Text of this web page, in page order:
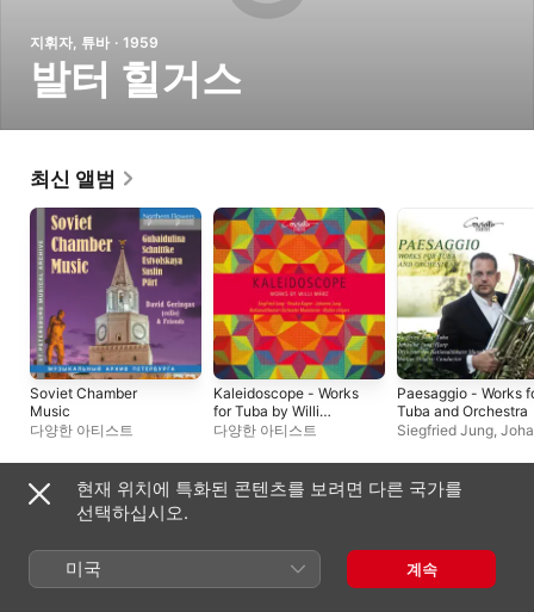
지휘자, 튜바 · 1959
발터 힐거스
최신 앨범
Soviet Chamber
Music
다양한 아티스트
Kaleidoscope - Works
for Tuba by Willi
März
다양한 아티스트
Paesaggio - Works
Tuba and Orchestra
Siegfried Jung,
Nationaltheater
Mannheim
자주 협연하는 아티스트
현재 위치에 특화된 콘텐츠를 보려면 다른 국가를
선택하십시오.
미국 계속